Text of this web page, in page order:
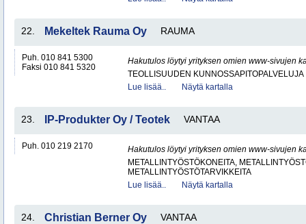
22. Mekeltek Rauma Oy RAUMA
Puh. 010 841 5300
Faksi 010 841 5320
Hakutulos löytyi yrityksen omien www-sivujen
TEOLLISUUDEN KUNNOSSAPITOPALVELUJA
Lue lisää..
Näytä kartalla
23. IP-Produkter Oy / Teotek VANTAA
Puh. 010 219 2170
Hakutulos löytyi yrityksen omien www-sivujen
METALLINTYÖSTÖKONEITA,
METALLINTYÖSTÖTARVIKKEITA
Lue lisää..
Näytä kartalla
24. Christian Berner Oy VANTAA